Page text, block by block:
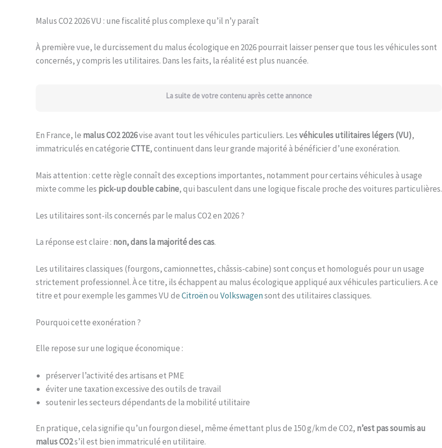
Malus CO2 2026 VU : une fiscalité plus complexe qu’il n’y paraît
À première vue, le durcissement du malus écologique en 2026 pourrait laisser penser que tous les véhicules sont
concernés, y compris les utilitaires. Dans les faits, la réalité est plus nuancée.
La suite de votre contenu après cette annonce
En France, le malus CO2 2026vise avant tout les véhicules particuliers. Lesvéhicules utilitaires légers (VU),
immatriculés en catégorieCTTE, continuent dans leur grande majorité à bénéficier d’une exonération.
Mais attention : cette règle connaît des exceptions importantes, notamment pour certains véhicules à usage
mixte comme les pick-up double cabine, qui basculent dans une logique fiscale proche des voitures particulières.
Les utilitaires sont-ils concernés par le malus CO2 en 2026 ?
La réponse est claire : non, dans la majorité des cas.
Les utilitaires classiques (fourgons, camionnettes, châssis-cabine) sont conçus et homologués pour un usage
strictement professionnel. À ce titre, ils échappent au malus écologique appliqué aux véhicules particuliers. A ce
titre et pour exemple les gammes VU deCitroënou Volkswagensont des utilitaires classiques.
Pourquoi cette exonération ?
Elle repose sur une logique économique :
préserver l’activité des artisans et PME
éviter une taxation excessive des outils de travail
soutenir les secteurs dépendants de la mobilité utilitaire
En pratique, cela signifie qu’un fourgon diesel, même émettant plus de 150 g/km de CO2, n’est pas soumis au
malus CO2s’il est bien immatriculé en utilitaire.